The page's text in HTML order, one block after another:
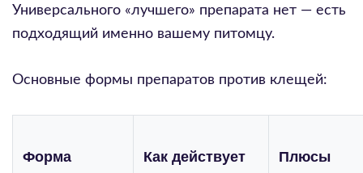
Универсального «лучшего» препарата нет — есть
подходящий именно вашему питомцу.
Основные формы препаратов против клещей:
Форма Как действует Плюсы